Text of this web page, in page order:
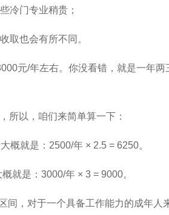
冷门专业稍贵；
取也会有所不同。
元/年左右。你没看错，就是一年两
所以，咱们来简单算一下：
概就是：2500/年 × 2.5 = 6250。
就是：3000/年 × 3 = 9000。
间，对于一个具备工作能力的成年人